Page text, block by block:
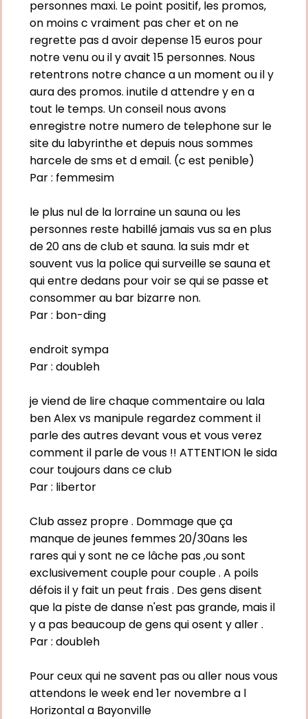
personnes maxi. Le point positif, les promos,
on moins c vraiment pas cher et on ne
regrette pas d avoir depense 15 euros pour
notre venu ou il y avait 15 personnes. Nous
retentrons notre chance a un moment ou il y
aura des promos. inutile d attendre y en a
tout le temps. Un conseil nous avons
enregistre notre numero de telephone sur le
site du labyrinthe et depuis nous sommes
harcele de sms et d email. (c est penible)
Par : femmesim
le plus nul de la lorraine un sauna ou les
personnes reste habillé jamais vus sa en plus
de 20 ans de club et sauna. la suis mdr et
souvent vus la police qui surveille se sauna et
qui entre dedans pour voir se qui se passe et
consommer au bar bizarre non.
Par : bon-ding
endroit sympa
Par : doubleh
je viend de lire chaque commentaire ou lala
ben Alex vs manipule regardez comment il
parle des autres devant vous et vous verez
comment il parle de vous !! ATTENTION le sida
cour toujours dans ce club
Par : libertor
Club assez propre . Dommage que ça
manque de jeunes femmes 20/30ans les
rares qui y sont ne ce lâche pas ,ou sont
exclusivement couple pour couple . A poils
défois il y fait un peut frais . Des gens disent
que la piste de danse n'est pas grande, mais il
y a pas beaucoup de gens qui osent y aller .
Par : doubleh
Pour ceux qui ne savent pas ou aller nous vous
attendons le week end 1er novembre a l
Horizontal a Bayonville